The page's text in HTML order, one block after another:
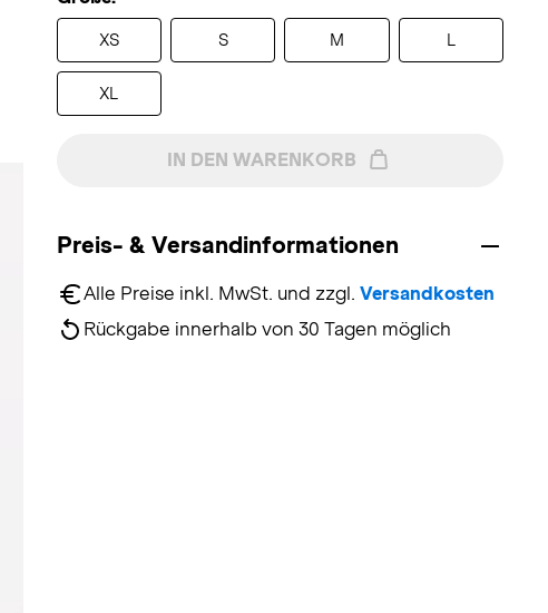
XS S M
XL
IN DEN WARENKORB
Preis- & Versandinformationen
Alle Preise inkl. MwSt. und zzgl. Versandkosten
Rückgabe innerhalb von 30 Tagen möglich